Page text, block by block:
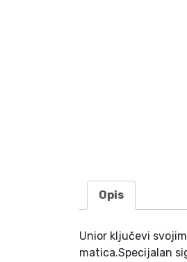
Opis
Unior ključevi
matica.Specijalan